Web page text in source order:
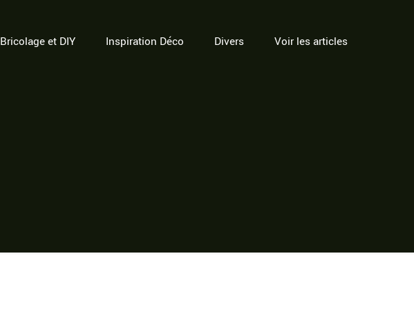
Bricolage et DIY Inspiration Déco Divers Voir les articles